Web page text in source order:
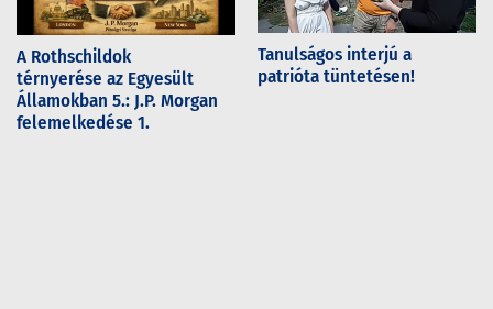
A Rothschildok
térnyerése az Egyesült
Államokban 5.: J.P. Morgan
felemelkedése 1.
Tanulságos interjú a
patrióta tüntetésen!